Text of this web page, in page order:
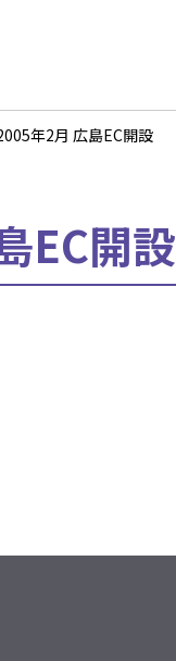
年2月 広島EC開設
EC開設